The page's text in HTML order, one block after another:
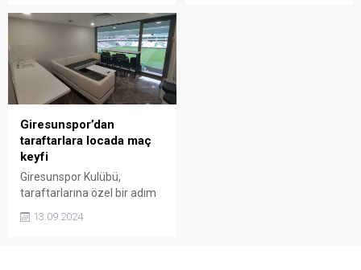
Giresunspor’dan
taraftarlara locada maç
keyfi
Giresunspor Kulübü,
taraftarlarına özel bir adım
Stadyumu’nun Doğu
13.09.2024